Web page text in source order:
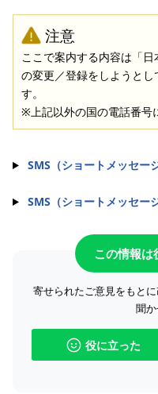
注意
ここで案内する内容は「日
の変更／登録をしようと
す。
※上記以外の国の電話番号
SMS（ショートメッセー
SMS（ショートメッセー
この情報は
寄せられたご意見をもと
聞か
役に立った